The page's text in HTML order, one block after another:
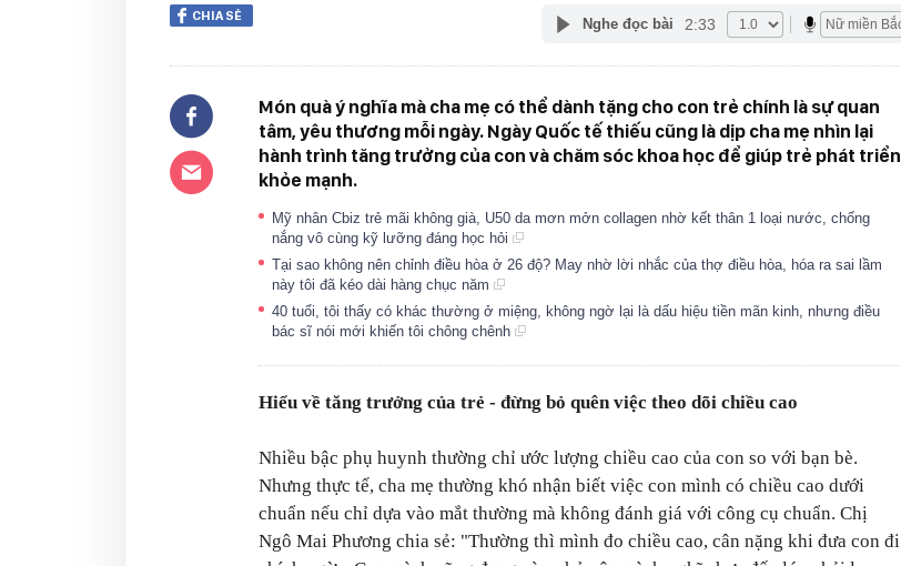
CHIA SẺ Nghe đọc bài 2:33
Món quà ý nghĩa mà cha mẹ có thể dành tặng cho con trẻ chính là sự quan
tâm, yêu thương mỗi ngày. Ngày Quốc tế thiếu cũng là dịp cha mẹ nhìn lại
hành trình tăng trưởng của con và chăm sóc khoa học để giúp trẻ phát triển
khỏe mạnh.
Mỹ nhân Cbiz trẻ mãi không già, U50 da mơn mởn collagen nhờ kết thân 1 loại nước, chống
nắng vô cùng kỹ lưỡng đáng học hỏi
Tại sao không nên chỉnh điều hòa ở 26 độ? May nhờ lời nhắc của thợ điều hòa, hóa ra sai lầm
này tôi đã kéo dài hàng chục năm
40 tuổi, tôi thấy có khác thường ở miệng, không ngờ lại là dấu hiệu tiền mãn kinh, nhưng điều
bác sĩ nói mới khiến tôi chông chênh
Hiểu về tăng trưởng của trẻ - đừng bỏ quên việc theo dõi chiều cao
Nhiều bậc phụ huynh thường chỉ ước lượng chiều cao của con so với bạn bè.
Nhưng thực tế, cha mẹ thường khó nhận biết việc con mình có chiều cao dưới
chuẩn nếu chỉ dựa vào mắt thường mà không đánh giá với công cụ chuẩn. Chị
Ngô Mai Phương chia sẻ: "Thường thì mình đo chiều cao, cân nặng khi đưa con đi